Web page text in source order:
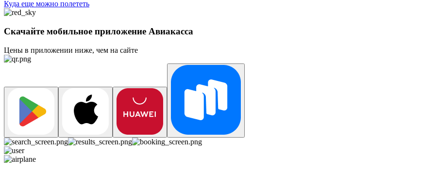
Куда еще можно полететь
Скачайте мобильное приложение Авиакасса
Цены в приложении ниже, чем на сайте